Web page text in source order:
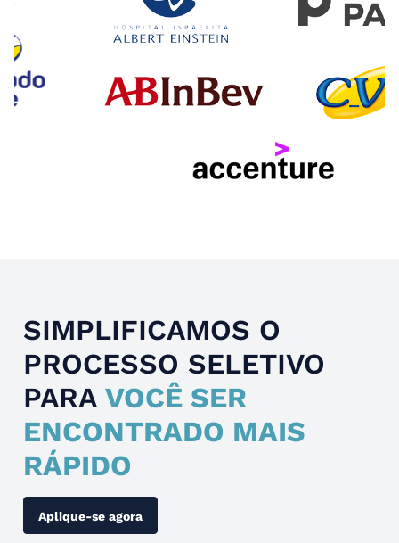
SIMPLIFICAMOS O
PROCESSO SELETIVO
PARA VOCÊ SER
ENCONTRADO MAIS
RÁPIDO
Aplique-se agora